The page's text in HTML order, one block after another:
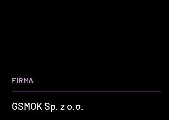
FIRMA
GSMOK Sp. z o.o.